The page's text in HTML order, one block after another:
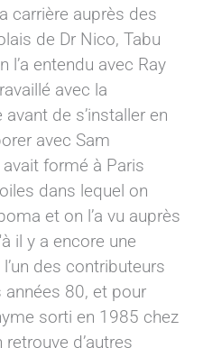
carrière auprès des
de Dr Nico, Tabu
l’a entendu avec Ray
avec la
de s’installer en
avec Sam
formé à Paris
dans lequel on
et on l’a vu auprès
il y a encore une
des contributeurs
80, et pour
sorti en 1985 chez
d’autres